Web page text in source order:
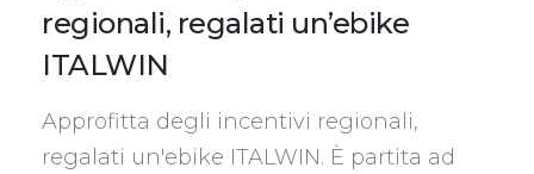
regionali, regalati un’ebike
ITALWIN
Approfitta degli incentivi regionali,
regalati un'ebike ITALWIN. È partita ad